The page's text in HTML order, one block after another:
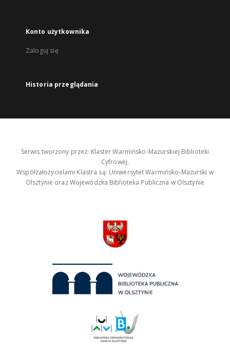
Konto użytkownika
Zaloguj się
Historia przeglądania
Serwis tworzony przez: Klaster Warmińsko-Mazurskiej Biblioteki
Cyfrowej.
Współzałożycielami Klastra są: Uniwersytet Warmińsko-Mazurski w
Olsztynie oraz Wojewódzka Biblioteka Publiczna w Olsztynie